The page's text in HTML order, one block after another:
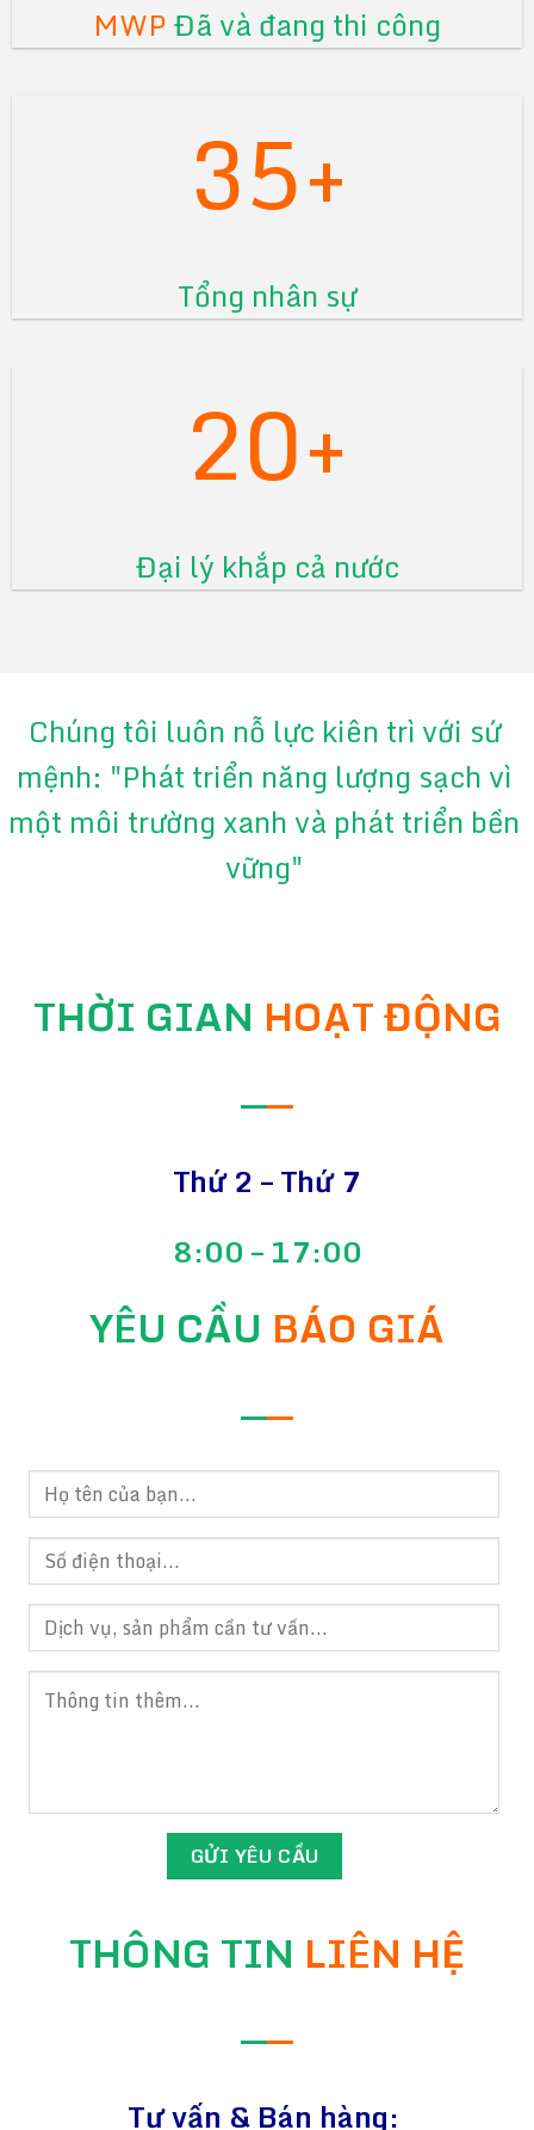
MWPĐã và đang thi công
35+
Tổng nhân sự
20+
Đại lý khắp cả nước
Chúng tôi luôn nỗ lực kiên trì với sứ
mệnh: "Phát triển năng lượng sạch vì
một môi trường xanh và phát triển bền
vững"
THỜI GIAN HOẠT ĐỘNG
——
Thứ 2 – Thứ 7
8:00 – 17:00
YÊU CẦU BÁO GIÁ
——
THÔNG TIN LIÊN HỆ
——
Tư vấn & Bán hàng: